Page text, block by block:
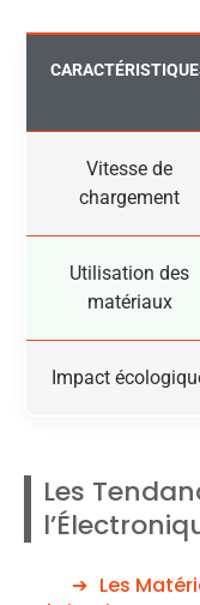
Vitesse de
chargement
Utilisation des
matériaux
Impact
Les
Les